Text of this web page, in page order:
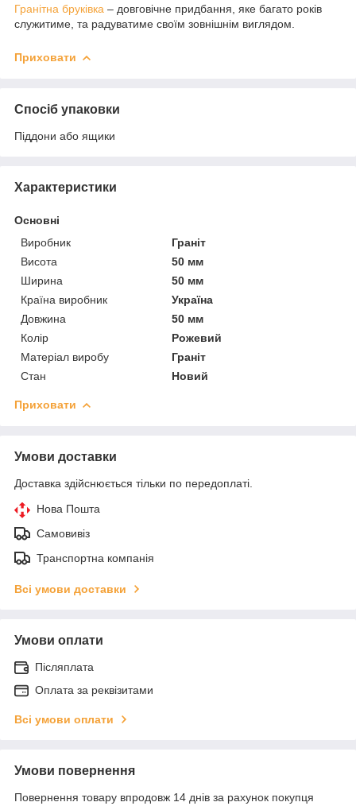
Гранітна бруківка – довговічне придбання, яке багато років
служитиме, та радуватиме своїм зовнішнім виглядом.
Приховати
Спосіб упаковки
Піддони або ящики
Характеристики
Основні
Виробник
Граніт
Висота
50 мм
Ширина
50 мм
Країна виробник
Україна
Довжина
50 мм
Колір
Рожевий
Матеріал виробу
Граніт
Стан
Новий
Приховати
Умови доставки
Доставка здійснюється тільки по передоплаті.
Нова Пошта
Самовивіз
Транспортна компанія
Всі умови доставки
Умови оплати
Післяплата
Оплата за реквізитами
Всі умови оплати
Умови повернення
Повернення товару впродовж 14 днів за рахунок покупця